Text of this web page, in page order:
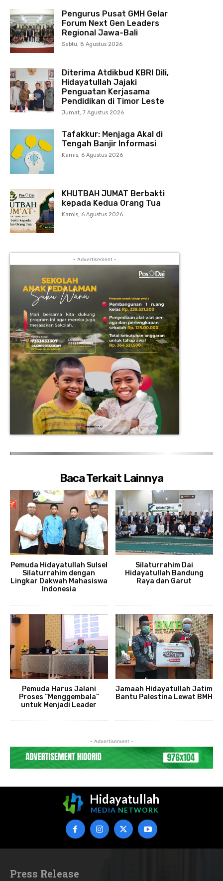
Pengurus Pusat GMH Gelar
Forum Next Gen Leaders
Regional Jawa-Bali
Sabtu, 8 Agustus 2026
Diterima Atdikbud KBRI Dili,
Hidayatullah Jajaki
Penguatan Kerjasama
Pendidikan di Timor Leste
Jumat, 7 Agustus 2026
Tafakkur: Menjaga Akal di
Tengah Banjir Informasi
Kamis, 6 Agustus 2026
KHUTBAH JUMAT Berbakti
kepada Kedua Orang Tua
Kamis, 6 Agustus 2026
- Advertisement -
Baca Terkait Lainnya
Pemuda Hidayatullah Sulsel
Silaturrahim dengan
Lingkar Dakwah Mahasiswa
Indonesia
Silaturrahim Dai
Hidayatullah Bandung
Raya dan Garut
Pemuda Harus Jalani
Proses “Menggembala”
untuk Menjadi Leader
Jamaah Hidayatullah Jatim
Bantu Palestina Lewat BMH
- Advertisement -
Hidayatullah
MEDIA NETWORK
Press Release